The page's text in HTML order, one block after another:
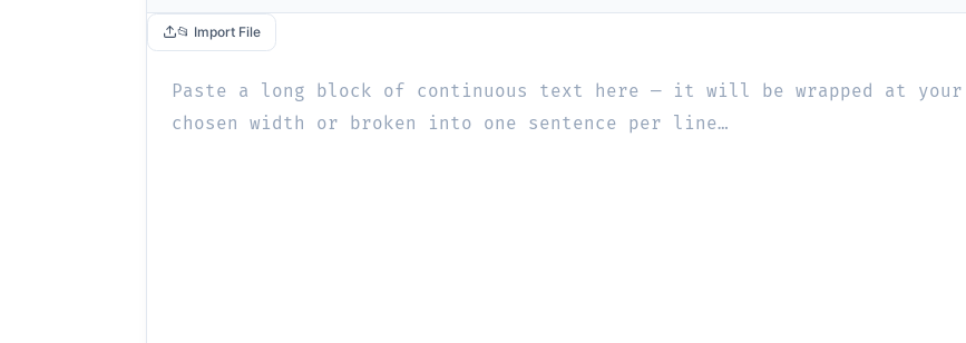
📂 Import File